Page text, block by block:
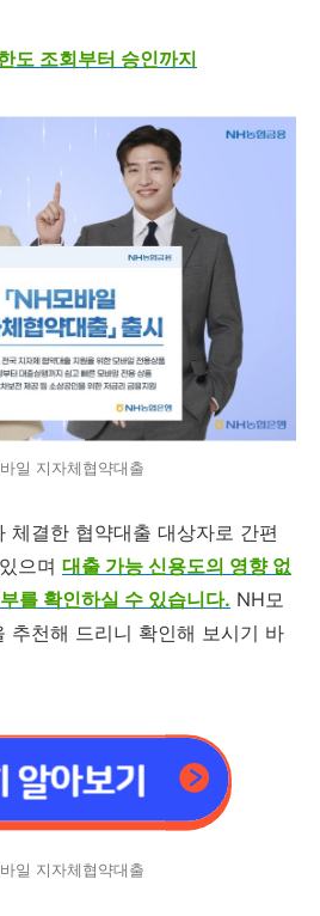
도 조회부터 승인까지
일 지자체협약대출
체결한 협약대출 대상자로 간편
으며 대출 가능 신용도의 영향 없
를 확인하실 수 있습니다. NH모
추천해 드리니 확인해 보시기 바
일 지자체협약대출